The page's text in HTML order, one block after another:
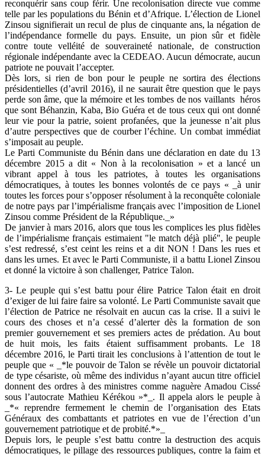
reconquérir sans coup férir. Une recolonisation directe vue comme
telle par les populations du Bénin et d’Afrique. L’élection de Lionel
Zinsou signifierait un recul de plus de cinquante ans, la négation de
l’indépendance formelle du pays. Ensuite, un pion sûr et fidèle
contre toute velléité de souveraineté nationale, de construction
régionale indépendante avec la CEDEAO. Aucun démocrate, aucun
patriote ne pouvait l’accepter.
Dès lors, si rien de bon pour le peuple ne sortira des élections
présidentielles (d’avril 2016), il ne saurait être question que le pays
perde son âme, que la mémoire et les tombes de nos vaillants héros
que sont Béhanzin, Kaba, Bio Guéra et de tous ceux qui ont donné
leur vie pour la patrie, soient profanées, que la jeunesse n’ait plus
d’autre perspectives que de courber l’échine. Un combat immédiat
s’imposait au peuple.
Le Parti Communiste du Bénin dans une déclaration en date du 13
décembre 2015 a dit « Non à la recolonisation » et a lancé un
vibrant appel à tous les patriotes, à toutes les organisations
démocratiques, à toutes les bonnes volontés de ce pays « _à unir
toutes les forces pour s’opposer résolument à la reconquête coloniale
de notre pays par l’impérialisme français avec l’imposition de Lionel
Zinsou comme Président de la République._»
De janvier à mars 2016, alors que tous les complices les plus fidèles
de l’impérialisme français estimaient "le match déjà plié", le peuple
s’est redressé, s’est ceint les reins et a dit NON ! Dans les rues et
dans les urnes. Et avec le Parti Communiste, il a battu Lionel Zinsou
et donné la victoire à son challenger, Patrice Talon.
3- Le peuple qui s’est battu pour élire Patrice Talon était en droit
d’exiger de lui faire faire sa volonté. Le Parti Communiste savait que
l’élection de Patrice ne résolvait en aucun cas la crise. Il a suivi le
cours des choses et n’a cessé d’alerter dès la formation de son
premier gouvernement et ses premiers actes de prédation. Au bout
de huit mois, les faits étaient suffisamment probants. Le 18
décembre 2016, le Parti tirait les conclusions à l’attention de tout le
peuple que « _*le pouvoir de Talon se révèle un pouvoir dictatorial
de type césariste, où même des individus n’ayant aucun titre officiel
donnent des ordres à des ministres comme naguère Amadou Cissé
sous l’autocrate Mathieu Kérékou »*_. Il appela alors le peuple à
_*« reprendre fermement le chemin de l’organisation des Etats
Généraux des combattants et patriotes en vue de l’érection d’un
gouvernement patriotique et de probité.*»_
Depuis lors, le peuple s’est battu contre la destruction des acquis
démocratiques, le pillage des ressources publiques, contre la faim et